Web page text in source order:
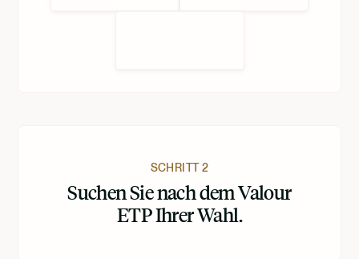
SCHRITT 2
Suchen Sie nach dem Valour
ETP Ihrer Wahl.